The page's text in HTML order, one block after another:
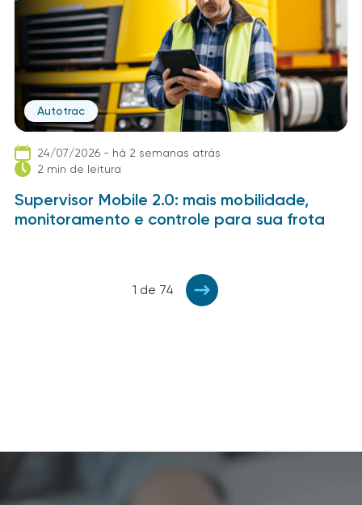
Autotrac
24/07/2026 - há 2 semanas atrás
2 min de leitura
Supervisor Mobile 2.0: mais mobilidade,
monitoramento e controle para sua frota
1 de 74